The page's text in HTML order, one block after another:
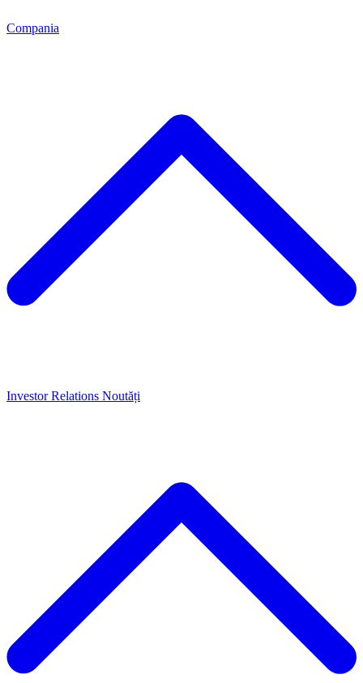
Compania
Investor Relations Noutăți